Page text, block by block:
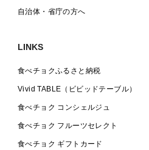
自治体・省庁の方へ
LINKS
食べチョクふるさと納税
Vivid TABLE（ビビッドテーブル）
食べチョク コンシェルジュ
食べチョク フルーツセレクト
食べチョク ギフトカード